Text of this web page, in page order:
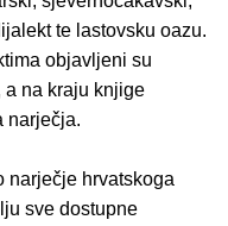
te lastovsku oazu.
objavljeni su
a na kraju knjige
narječja.
narječje hrvatskoga
sve dostupne